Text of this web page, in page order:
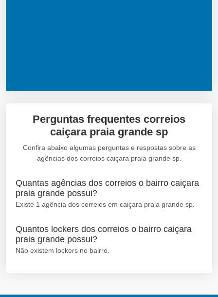
Perguntas frequentes correios
caiçara praia grande sp
Confira abaixo algumas perguntas e respostas sobre as
agências dos correios caiçara praia grande sp.
Quantas agências dos correios o bairro caiçara
praia grande possui?
Existe 1 agência dos correios em caiçara praia grande sp.
Quantos lockers dos correios o bairro caiçara
praia grande possui?
Não existem lockers no bairro.